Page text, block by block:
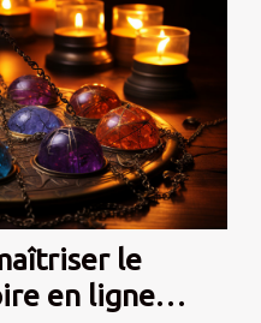
le
en ligne